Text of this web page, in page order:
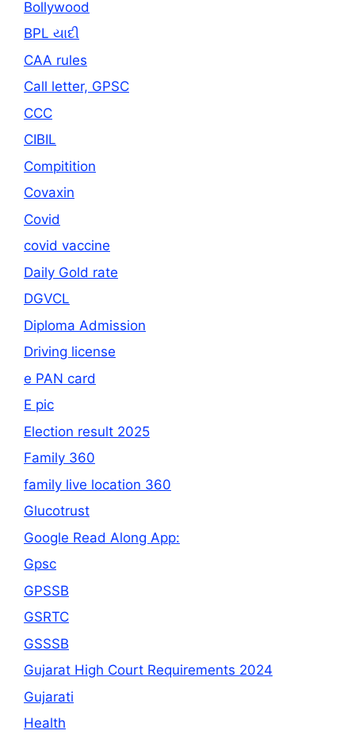
Bollywood
BPL યાદી
CAA rules
Call letter, GPSC
CCC
CIBIL
Compitition
Covaxin
Covid
covid vaccine
Daily Gold rate
DGVCL
Diploma Admission
Driving license
e PAN card
E pic
Election result 2025
Family 360
family live location 360
Glucotrust
Google Read Along App:
Gpsc
GPSSB
GSRTC
GSSSB
Gujarat High Court Requirements 2024
Gujarati
Health